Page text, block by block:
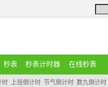
秒表 秒表计时器 在线秒表
时 上班倒计时 节气倒计时 数九倒计时